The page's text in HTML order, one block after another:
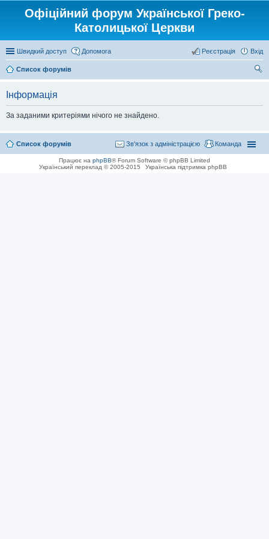
Офіційний форум Української Греко-
Католицької Церкви
Швидкий доступ Допомога Вхід
Реєстрація
Список форумів
Інформація
За заданими критеріями нічого не знайдено.
Список форумів Команда
Зв'язок з адміністрацією
Працює на phpBB® Forum Software © phpBB Limited
Український переклад © 2005-2015
Українська підтримка phpBB